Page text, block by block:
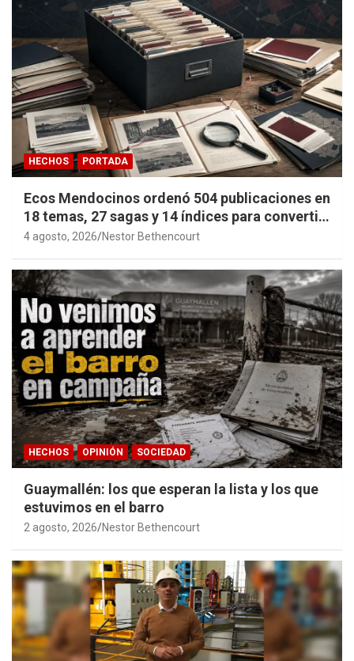
HECHOS PORTADA
Ecos Mendocinos ordenó 504 publicaciones en
18 temas, 27 sagas y 14 índices para convertir
años de investigación en memoria pública
4 agosto, 2026 Nestor Bethencourt
HECHOS OPINIÓN SOCIEDAD
Guaymallén: los que esperan la lista y los que
estuvimos en el barro
2 agosto, 2026 Nestor Bethencourt